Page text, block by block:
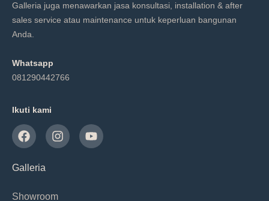
Galleria juga menawarkan jasa konsultasi, installation & after
sales service atau maintenance untuk keperluan bangunan
Anda.
Whatsapp
081290442766
Ikuti kami
Galleria
Showroom